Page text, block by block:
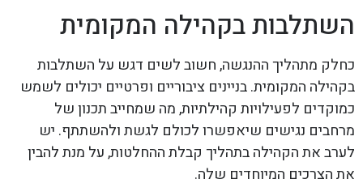
השתלבות בקהילה המקומית
כחלק מתהליך ההנגשה, חשוב לשים דגש על השתלבות
בקהילה המקומית. בניינים ציבוריים ופרטיים יכולים לשמש
כמוקדים לפעילויות קהילתיות, מה שמחייב תכנון של
מרחבים נגישים שיאפשרו לכולם לגשת ולהשתתף. יש
לערב את הקהילה בתהליך קבלת ההחלטות, על מנת להבין
את הצרכים המיוחדים שלה.